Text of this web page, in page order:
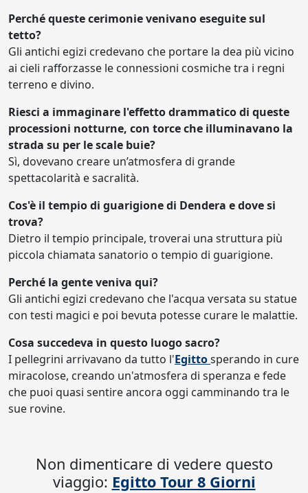
Perché queste cerimonie venivano eseguite sul
tetto?
Gli antichi egizi credevano che portare la dea più vicino
ai cieli rafforzasse le connessioni cosmiche tra i regni
terreno e divino.
Riesci a immaginare l'effetto drammatico di queste
processioni notturne, con torce che illuminavano la
strada su per le scale buie?
Sì, dovevano creare un’atmosfera di grande
spettacolarità e sacralità.
Cos'è il tempio di guarigione di Dendera e dove si
trova?
Dietro il tempio principale, troverai una struttura più
piccola chiamata sanatorio o tempio di guarigione.
Perché la gente veniva qui?
Gli antichi egizi credevano che l'acqua versata su statue
con testi magici e poi bevuta potesse curare le malattie.
Cosa succedeva in questo luogo sacro?
I pellegrini arrivavano da tutto l'Egittosperando in cure
miracolose, creando un'atmosfera di speranza e fede
che puoi quasi sentire ancora oggi camminando tra le
sue rovine.
Non dimenticare di vedere questo
viaggio: Egitto Tour 8 Giorni